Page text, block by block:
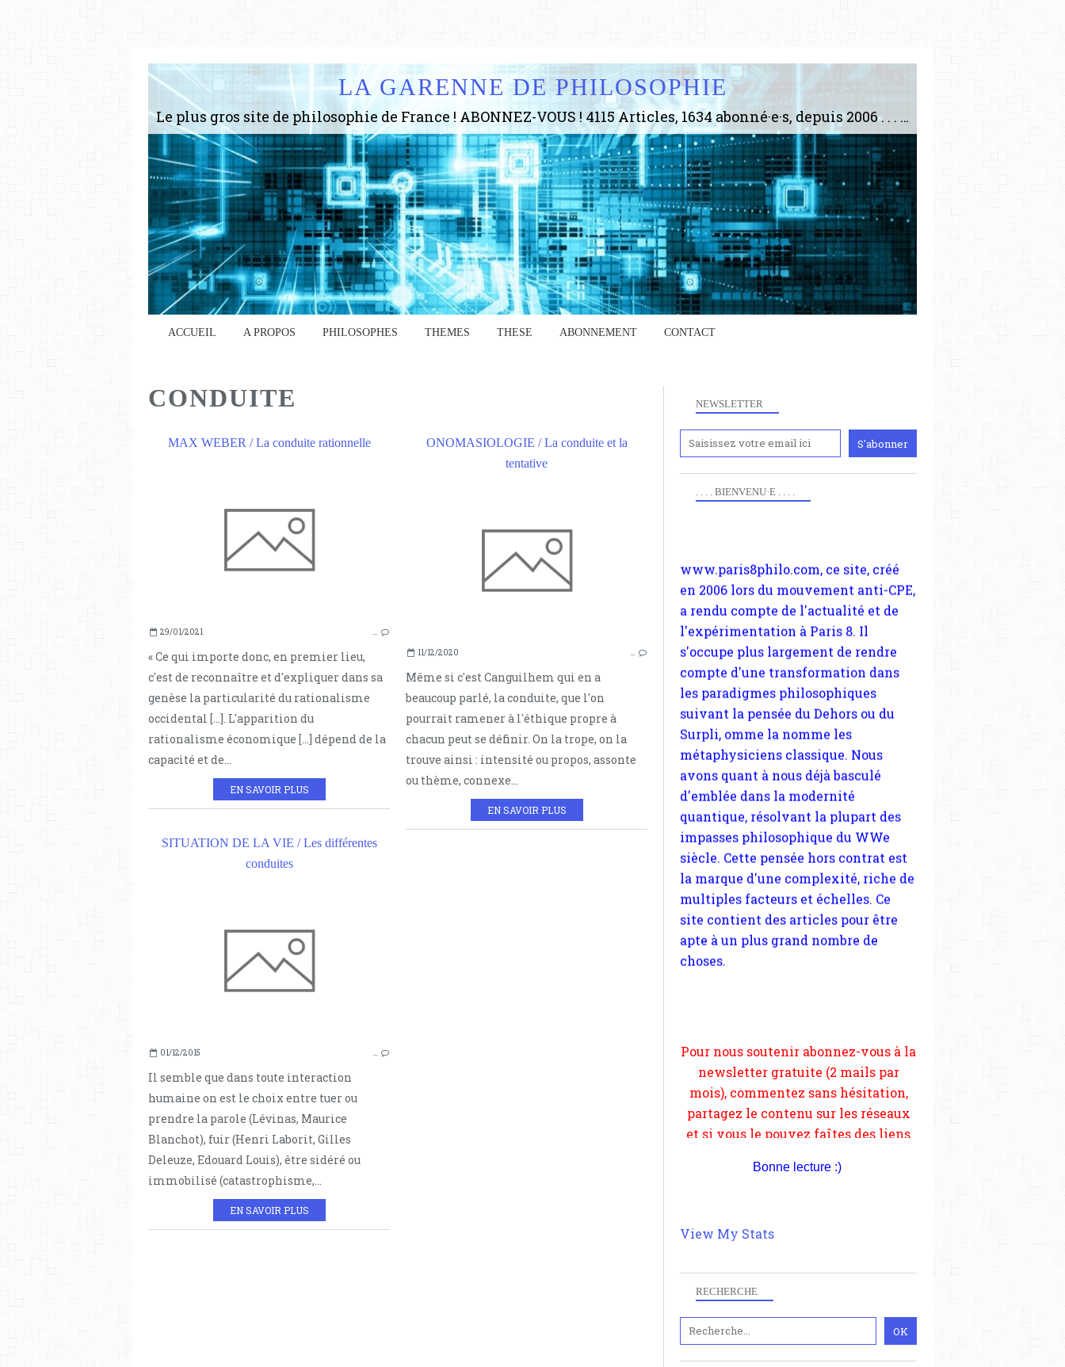
LA GARENNE DE PHILOSOPHIE
Le plus gros site de philosophie de France ! ABONNEZ-VOUS ! 4115 Articles, 1634 abonné·e·s, depuis 2006 . . . . . . . . 2 852 214 pages vues jusqu'à présent. Prestance et être apte à un plus grand nombre de choses.
ACCUEIL A PROPOS PHILOSOPHES THEMES THESE ABONNEMENT CONTACT
CONDUITE
MAX WEBER / La conduite rationnelle
CONDUITE
29/01/2021 …
« Ce qui importe donc, en premier lieu,
c'est de reconnaître et d'expliquer dans sa
genèse la particularité du rationalisme
occidental […]. L'apparition du
rationalisme économique […] dépend de la
capacité et de...
EN SAVOIR PLUS
ONOMASIOLOGIE / La conduite et la
tentative
NOUVEAU LEXIQUE
TENTATIVE
BRIBES
11/12/2020 …
Même si c'est Canguilhem qui en a
beaucoup parlé, la conduite, que l'on
pourrait ramener à l'éthique propre à
chacun peut se définir. On la trope, on la
trouve ainsi : intensité ou propos, assonte
ou thème, connexe...
EN SAVOIR PLUS
SITUATION DE LA VIE / Les différentes
conduites
01/12/2015 …
Il semble que dans toute interaction
humaine on est le choix entre tuer ou
prendre la parole (Lévinas, Maurice
Blanchot), fuir (Henri Laborit, Gilles
Deleuze, Edouard Louis), être sidéré ou
immobilisé (catastrophisme,...
EN SAVOIR PLUS
NEWSLETTER
RECHERCHE
. . . . BIENVENU·E . . . .
Anciennement
www.paris8philo.com, ce site, créé
en 2006 lors du mouvement anti-CPE,
s'occupe plus largement de rendre
compte d'une transformation dans
les paradigmes philosophiques
suivant la pensée du Dehors ou du
Surpli, omme la nomme les
métaphysiciens classique. Nous
avons quant à nous déjà basculé
d'emblée dans la modernité
quantique, résolvant la plupart des
impasses philosophique du WWe
siècle. Cette pensée hors contrat est
la marque d'une complexité, riche de
multiples facteurs et échelles. Ce
site contient des articles pour être
apte à un plus grand nombre de
choses.
et si vous le pouvez faîtes des liens
depuis votre site.
Bonne lecture :)
View My Stats